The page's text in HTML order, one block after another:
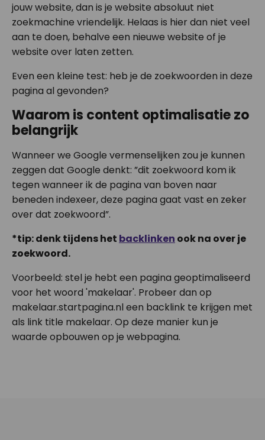
jouw website, dan is je website absoluut niet
zoekmachine vriendelijk. Helaas is hier dan niet veel
aan te doen, behalve een nieuwe website of je
website over laten zetten.
Even een kleine test: heb je de zoekwoorden in deze
pagina al gevonden?
Waarom is content optimalisatie zo
belangrijk
Wanneer we Google vermenselijken zou je kunnen
zeggen dat Google denkt: ”dit zoekwoord kom ik
tegen wanneer ik de pagina van boven naar
beneden indexeer, deze pagina gaat vast en zeker
over dat zoekwoord”.
*tip: denk tijdens het backlinken ook na over je
zoekwoord.
Voorbeeld: stel je hebt een pagina geoptimaliseerd
voor het woord 'makelaar'. Probeer dan op
makelaar.startpagina.nl een backlink te krijgen met
als link title makelaar. Op deze manier kun je
waarde opbouwen op je webpagina.